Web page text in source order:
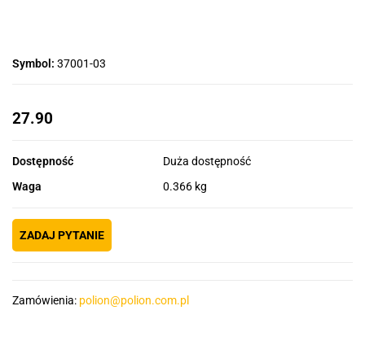
Symbol: 37001-03
27.90
Dostępność
Duża dostępność
Waga
0.366 kg
ZADAJ PYTANIE
Zamówienia: polion@polion.com.pl